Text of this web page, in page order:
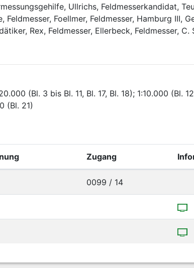
Ullrichs, Feldmesserkandidat,
Feldmesser, Foellmer, Feldmesser, Hamburg III,
Rex, Feldmesser, Ellerbeck, Feldmesser,
(Bl. 3 bis Bl. 11, Bl. 17, Bl. 18); 1:10.000 (Bl.
(Bl. 21)
Zugang
0099 / 14